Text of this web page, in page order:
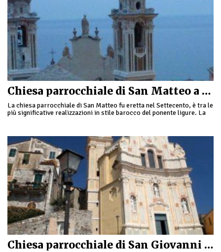
Chiesa parrocchiale di San Matteo a Laigueglia
La chiesa parrocchiale di San Matteo fu eretta nel Settecento, è tra le
più significative realizzazioni in stile barocco del ponente ligure. La
Chiesa parrocchiale di San Giovanni Battista a Cervo